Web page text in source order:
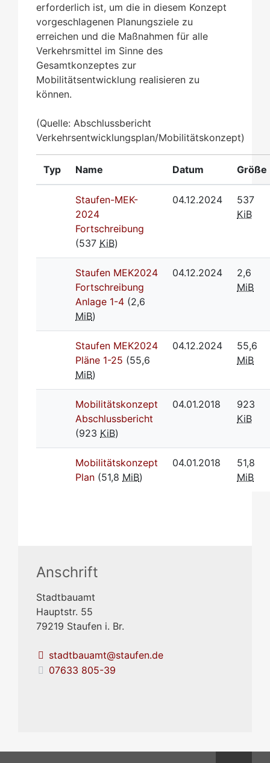
erforderlich ist, um die in diesem Konzept
vorgeschlagenen Planungsziele zu
erreichen und die Maßnahmen für alle
Verkehrsmittel im Sinne des
Gesamtkonzeptes zur
Mobilitätsentwicklung realisieren zu
können.
(Quelle: Abschlussbericht
Verkehrsentwicklungsplan/Mobilitätskonzept)
Typ Name Datum Größe
Staufen-MEK-
2024
Fortschreibung
(537 KiB)
04.12.2024
537
KiB
Staufen MEK2024
Fortschreibung
Anlage 1-4 (2,6
MiB)
04.12.2024
2,6
MiB
Staufen MEK2024
Pläne 1-25 (55,6
MiB)
04.12.2024
55,6
MiB
Mobilitätskonzept
Abschlussbericht
(923 KiB)
04.01.2018
923
KiB
Mobilitätskonzept
Plan (51,8 MiB)
04.01.2018
51,8
MiB
Anschrift
Stadtbauamt
Hauptstr. 55
79219 Staufen i. Br.
stadtbauamt@staufen.de
07633 805-39